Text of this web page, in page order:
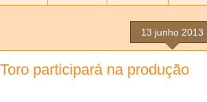
13 junho 2013
participará na produção